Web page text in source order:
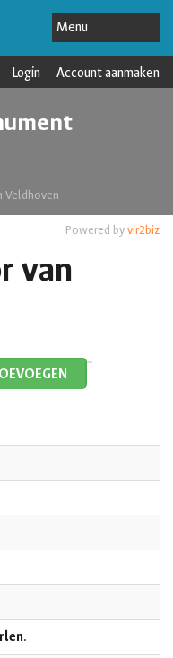
Login Account aanmaken
Veldhoven
van
Powered byvir2biz
.